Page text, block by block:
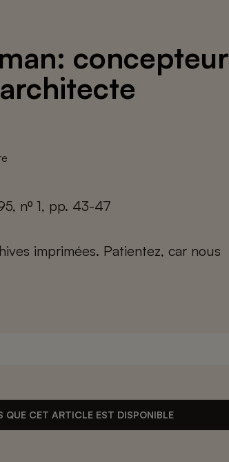
concepteur
nº 1, pp. 43-47
imprimées. Patientez, car nous
QUE CET ARTICLE EST DISPONIBLE